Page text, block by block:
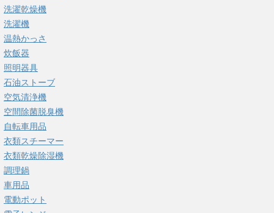
洗濯乾燥機
洗濯機
温熱かっさ
炊飯器
照明器具
石油ストーブ
空気清浄機
空間除菌脱臭機
自転車用品
衣類スチーマー
衣類乾燥除湿機
調理鍋
車用品
電動ポット